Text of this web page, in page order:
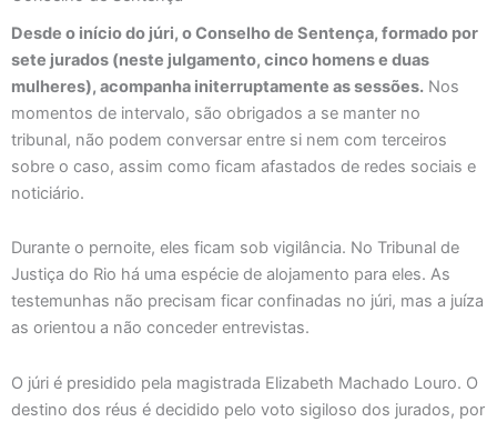
Desde o início do júri, o Conselho de Sentença, formado por
sete jurados (neste julgamento, cinco homens e duas
mulheres), acompanha initerruptamente as sessões. Nos
momentos de intervalo, são obrigados a se manter no
tribunal, não podem conversar entre si nem com terceiros
sobre o caso, assim como ficam afastados de redes sociais e
noticiário.
Durante o pernoite, eles ficam sob vigilância. No Tribunal de
Justiça do Rio há uma espécie de alojamento para eles. As
testemunhas não precisam ficar confinadas no júri, mas a juíza
as orientou a não conceder entrevistas.
O júri é presidido pela magistrada Elizabeth Machado Louro. O
destino dos réus é decidido pelo voto sigiloso dos jurados, por